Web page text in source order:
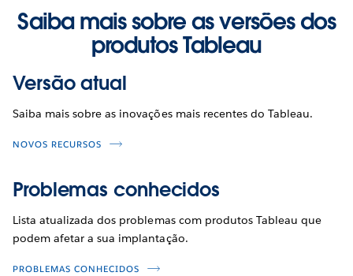
Saiba mais sobre as versões dos
produtos Tableau
Versão atual
Saiba mais sobre as inovações mais recentes do Tableau.
NOVOS RECURSOS
Problemas conhecidos
Lista atualizada dos problemas com produtos Tableau que
podem afetar a sua implantação.
PROBLEMAS CONHECIDOS